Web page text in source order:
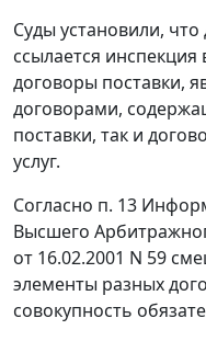
Суды установили,
ссылается
договоры поставки,
договорами,
поставки, так и
услуг.
Согласно п. 13
Высшего
от 16.02.2001 N 59
элементы разных
совокупность